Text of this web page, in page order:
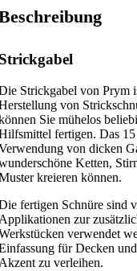
Strickgabel von Prym
von
Sie mühelos
fertigen. Das
von dicken
Ketten,
kreieren können.
fertigen Schnüre sind
zur
verwendet
für Decken
zu verleihen.